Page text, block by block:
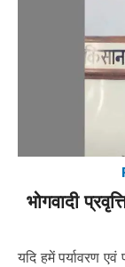
भोगवादी
यदि हमें पर्यावरण